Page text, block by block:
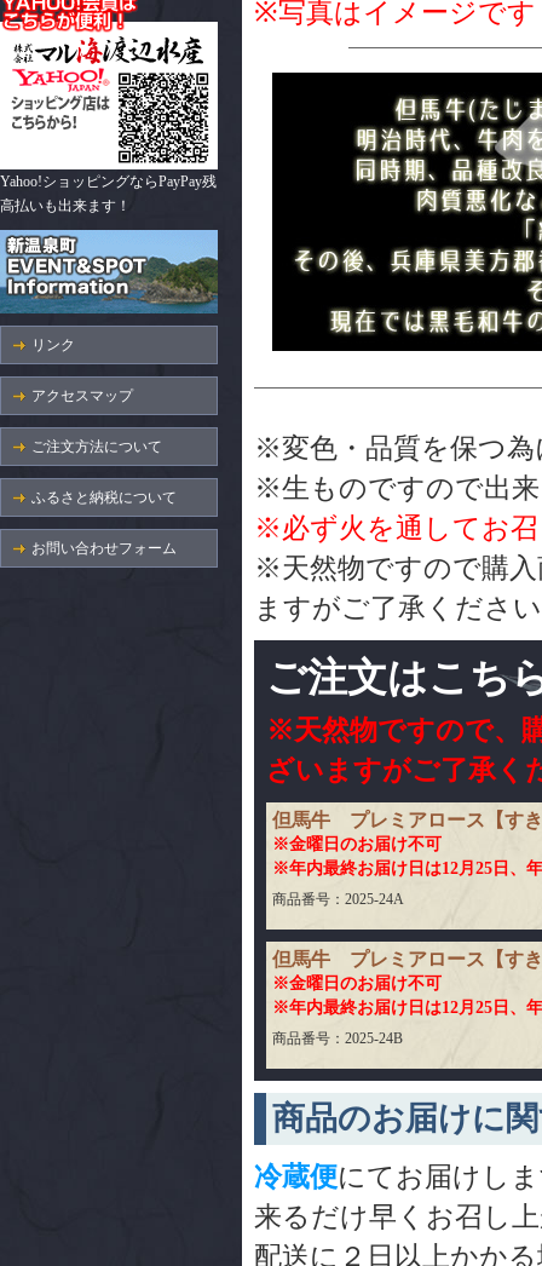
Yahoo!ショッピングならPayPay残
高払いも出来ます！
リンク
アクセスマップ
ご注文方法について
ふるさと納税について
お問い合わせフォーム
※写真はイメージです
※変色・品質を保つ為
※生ものですので出
※必ず火を通してお
※天然物ですので購
ますがご了承くださ
ご注文はこち
※天然物ですので、
ざいますがご了承く
但馬牛 プレミアロース【す
※金曜日のお届け不可
※年内最終お届け日は12月25日、
商品番号：2025-24A
但馬牛 プレミアロース【す
※金曜日のお届け不可
※年内最終お届け日は12月25日、
商品番号：2025-24B
商品のお届けに
冷蔵便にてお届けし
来るだけ早くお召し
配送に２日以上かか